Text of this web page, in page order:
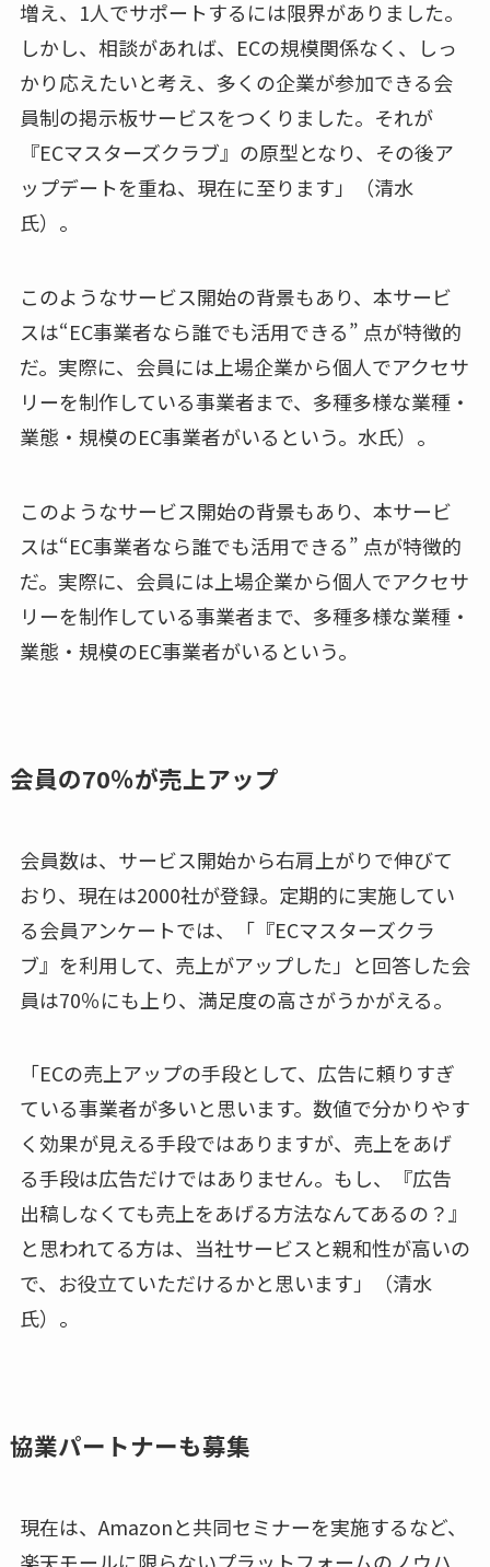
増え、1人でサポートするには限界がありました。
しかし、相談があれば、ECの規模関係なく、しっ
かり応えたいと考え、多くの企業が参加できる会
員制の掲示板サービスをつくりました。それが
『ECマスターズクラブ』の原型となり、その後ア
ップデートを重ね、現在に至ります」（清水
氏）。
このようなサービス開始の背景もあり、本サービ
スは“EC事業者なら誰でも活用できる” 点が特徴的
だ。実際に、会員には上場企業から個人でアクセサ
リーを制作している事業者まで、多種多様な業種・
業態・規模のEC事業者がいるという。水氏）。
このようなサービス開始の背景もあり、本サービ
スは“EC事業者なら誰でも活用できる” 点が特徴的
だ。実際に、会員には上場企業から個人でアクセサ
リーを制作している事業者まで、多種多様な業種・
業態・規模のEC事業者がいるという。
会員の70％が売上アップ
会員数は、サービス開始から右肩上がりで伸びて
おり、現在は2000社が登録。定期的に実施してい
る会員アンケートでは、「『ECマスターズクラ
ブ』を利用して、売上がアップした」と回答した会
員は70％にも上り、満足度の高さがうかがえる。
「ECの売上アップの手段として、広告に頼りすぎ
ている事業者が多いと思います。数値で分かりやす
く効果が見える手段ではありますが、売上をあげ
る手段は広告だけではありません。もし、『広告
出稿しなくても売上をあげる方法なんてあるの？』
と思われてる方は、当社サービスと親和性が高いの
で、お役立ていただけるかと思います」（清水
氏）。
協業パートナーも募集
現在は、Amazonと共同セミナーを実施するなど、